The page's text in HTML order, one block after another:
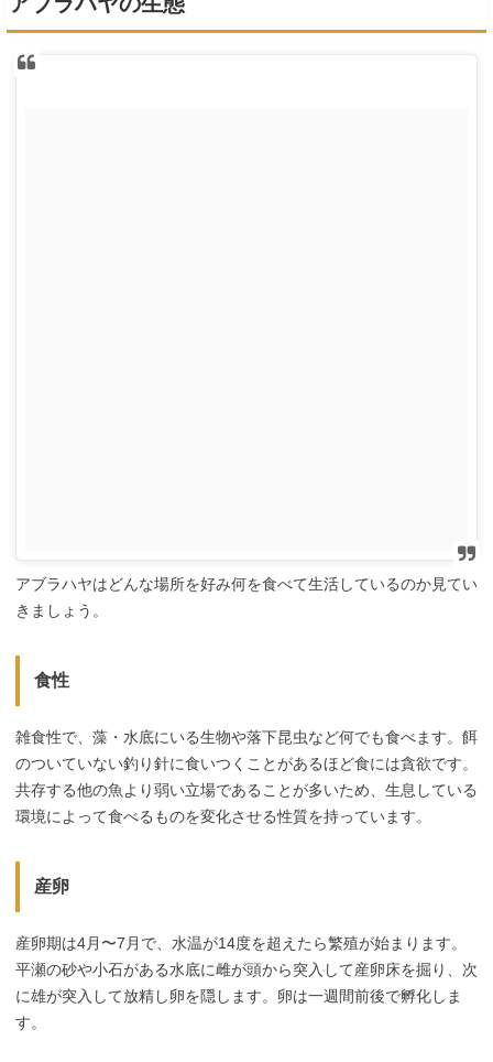
アブラハヤはどんな場所を好み何を食べて生活しているのか見てい
きましょう。
食性
雑食性で、藻・水底にいる生物や落下昆虫など何でも食べます。餌
のついていない釣り針に食いつくことがあるほど食には貪欲です。
共存する他の魚より弱い立場であることが多いため、生息している
環境によって食べるものを変化させる性質を持っています。
産卵
産卵期は4月〜7月で、水温が14度を超えたら繁殖が始まります。
平瀬の砂や小石がある水底に雌が頭から突入して産卵床を掘り、次
に雄が突入して放精し卵を隠します。卵は一週間前後で孵化しま
す。